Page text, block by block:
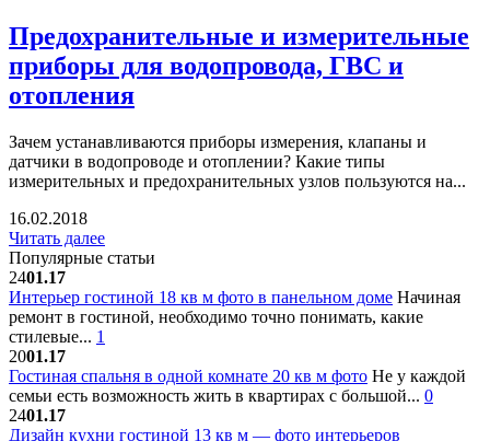
Предохранительные и измерительные
приборы для водопровода, ГВС и
отопления
Зачем устанавливаются приборы измерения, клапаны и
датчики в водопроводе и отоплении? Какие типы
измерительных и предохранительных узлов пользуются на...
16.02.2018
Читать далее
Популярные статьи
2401.17
Интерьер гостиной 18 кв м фото в панельном доме Начиная
ремонт в гостиной, необходимо точно понимать, какие
стилевые... 1
2001.17
Гостиная спальня в одной комнате 20 кв м фото Не у каждой
семьи есть возможность жить в квартирах с большой... 0
2401.17
Дизайн кухни гостиной 13 кв м — фото интерьеров